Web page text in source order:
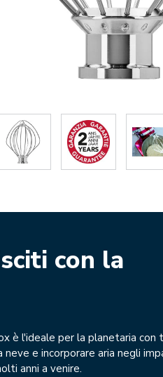
con la
è l'ideale per la planetaria con
neve e incorporare aria negli
anni a venire.